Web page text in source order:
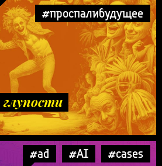
#проспалибудущее
#ad #AI #cases